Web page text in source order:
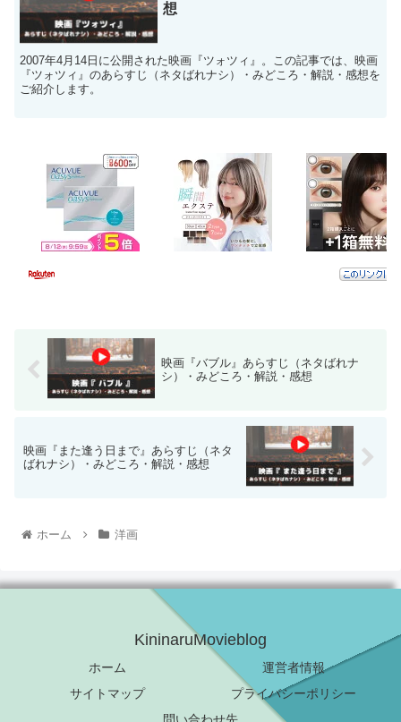
想
2007年4月14日に公開された映画『ツォツィ』。この記事では、映画
『ツォツィ』のあらすじ（ネタばれナシ）・みどころ・解説・感想を
ご紹介します。
映画『バブル』あらすじ（ネタばれナ
シ）・みどころ・解説・感想
映画『また逢う日まで』あらすじ（ネタ
ばれナシ）・みどころ・解説・感想
ホーム 洋画
KininaruMovieblog
ホーム
運営者情報
サイトマップ
プライバシーポリシー
問い合わせ先